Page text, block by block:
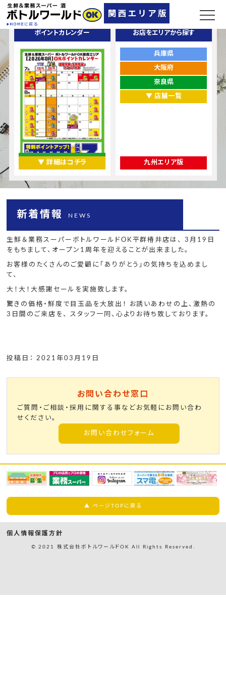
ポイントカレンダー
▼ 詳細はコチラ
お店をエリアから探す
兵庫県
大阪府
奈良県
▼ 店舗一覧
九州エリア版
新着情報 NEWS
生鮮＆業務スーパーボトルワールドOK平群椿井店は、 3月19日
をもちまして、オープン1周年を迎えることが出来ました。
お客様のたくさんのご愛顧に「ありがとう」の気持ちを込めまし
て、
大！大！大感謝セールを実施致します。
驚きの価格・鮮度で目玉品を大放出！ お誘いあわせの上、激熱の
3日間のご来店を、 スタッフ一同、心よりお待ち致しております。
投稿日： 2021年03月19日
お問い合わせ窓口
ご質問・ご相談・採用に関する事などお気軽にお問い合わ
せください。
お問い合わせフォーム
▲ ページTOPに戻る
個人情報保護方針
© 2021 株式会社ボトルワールドOK All Rights Reserved.